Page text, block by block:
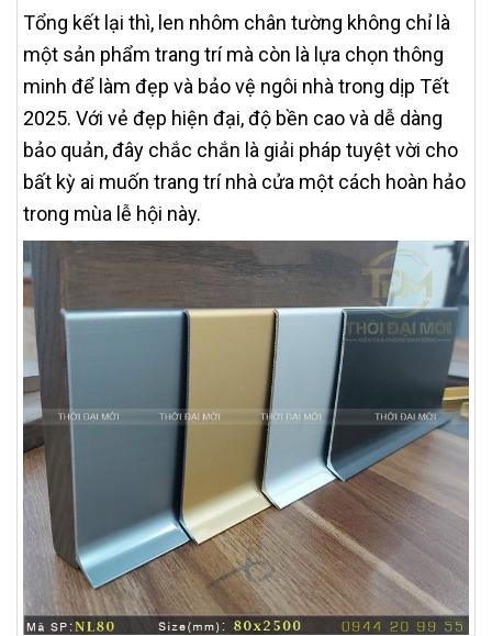
Tổng kết lại thì, len nhôm chân tường không chỉ là
một sản phẩm trang trí mà còn là lựa chọn thông
minh để làm đẹp và bảo vệ ngôi nhà trong dịp Tết
2025. Với vẻ đẹp hiện đại, độ bền cao và dễ dàng
bảo quản, đây chắc chắn là giải pháp tuyệt vời cho
bất kỳ ai muốn trang trí nhà cửa một cách hoàn hảo
trong mùa lễ hội này.